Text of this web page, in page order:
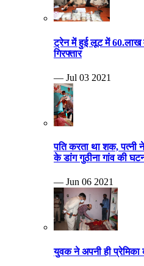
ट्रेन में हुई लूट में
गिरफ्तार
— Jul 03 2021
पति करता था शक, पत्नी ने
के डांग गुठीना गांव की
— Jun 06 2021
युवक ने अपनी ही प्रेमिका